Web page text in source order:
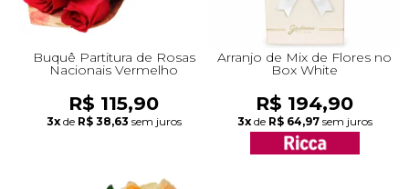
Buquê Partitura de Rosas
Nacionais Vermelho
R$ 115,90
3x de R$ 38,63 sem juros
Arranjo de Mix de Flores no
Box White
R$ 194,90
3x de R$ 64,97 sem juros